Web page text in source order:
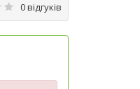
0 відгуків